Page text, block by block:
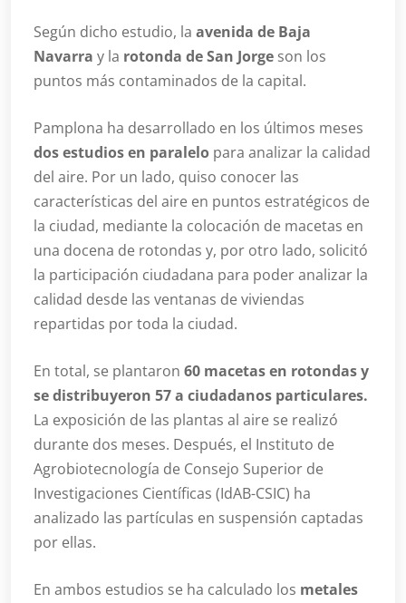
Según dicho estudio, la avenida de Baja
Navarra y la rotonda de San Jorge son los
puntos más contaminados de la capital.
Pamplona ha desarrollado en los últimos meses
dos estudios en paralelo para analizar la calidad
del aire. Por un lado, quiso conocer las
características del aire en puntos estratégicos de
la ciudad, mediante la colocación de macetas en
una docena de rotondas y, por otro lado, solicitó
la participación ciudadana para poder analizar la
calidad desde las ventanas de viviendas
repartidas por toda la ciudad.
En total, se plantaron 60 macetas en rotondas y
se distribuyeron 57 a ciudadanos particulares.
La exposición de las plantas al aire se realizó
durante dos meses. Después, el Instituto de
Agrobiotecnología de Consejo Superior de
Investigaciones Científicas (IdAB-CSIC) ha
analizado las partículas en suspensión captadas
por ellas.
En ambos estudios se ha calculado los metales